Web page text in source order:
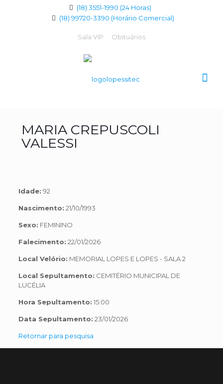
(18) 3551-1990 (24 Horas)
(18) 99720-3390 (Horário Comercial)
Sala VIP Obituários
MARIA CREPUSCOLI
VALESSI
Idade: 92
Nascimento: 21/10/1993
Sexo: FEMININO
Falecimento: 22/01/2026
Local Velório: MEMORIAL LOPES E LOPES - SALA 2
Local Sepultamento: CEMITÉRIO MUNICIPAL DE
LUCÉLIA
Hora Sepultamento: 15:00
Data Sepultamento: 23/01/2026
Retornar para pesquisa